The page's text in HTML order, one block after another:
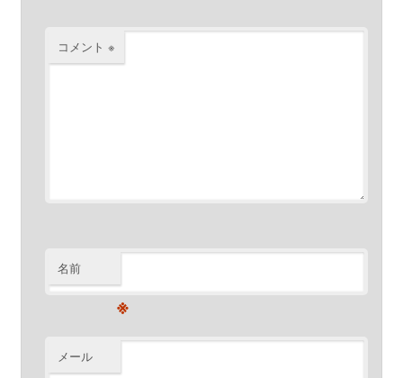
コメント ※
名前
※
メール